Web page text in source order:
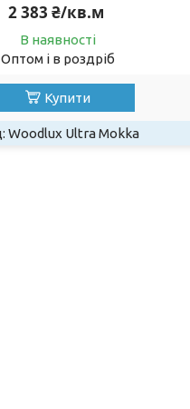
2 383 ₴/кв.м
В наявності
Оптом і в роздріб
Купити
Woodlux Ultra Mokka